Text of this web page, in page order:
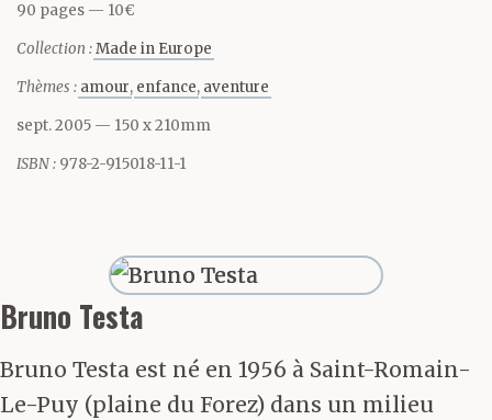
défunt et la
communication municipale.
C’est Montmartre
finalement qui nous a
tellement de moulins,
d’escaliers, de chansons
égarées, de destins
ébréchés, qu’on se sent
90 pages 10€
Collection :Made in Europe
Thèmes : amour enfance aventure
sept. 2005 — 150 x 210mm
ISBN : 978-2-915018-11-1
Bruno Testa
Bruno Testa est né en 1956 à Saint-Romain-
Le-Puy (plaine du Forez) dans un milieu